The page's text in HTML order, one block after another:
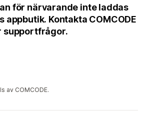
för närvarande inte laddas
appbutik. Kontakta COMCODE
supportfrågor.
av COMCODE.